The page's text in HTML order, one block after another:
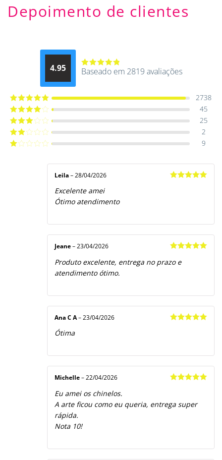
Depoimento de clientes
4.95
Avaliação
Baseado em 2819 avaliações
Avaliação5
de 5
2738
Avaliação
4 de 5
45
Avaliação
3 de 5
25
Avaliação
2 de
2
9
Leila – 28/04/2026
Excelente amei
Ótimo atendimento
de 5
Jeane – 23/04/2026
Produto excelente, entrega no prazo e
atendimento ótimo.
Ana C A – 23/04/2026
Ótima
Michelle – 22/04/2026
Eu amei os chinelos.
A arte ficou como eu queria, entrega super
rápida.
Nota 10!